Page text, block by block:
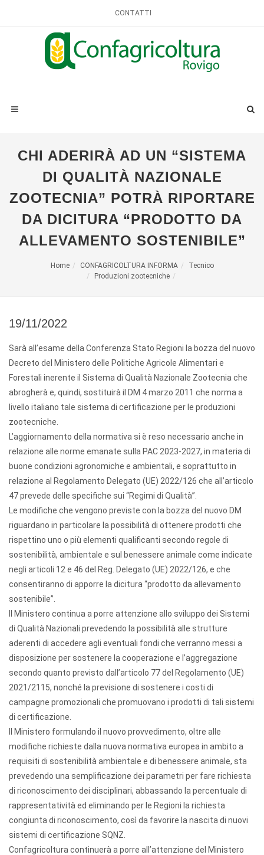
CONTATTI
CHI ADERIRÀ AD UN “SISTEMA
DI QUALITÀ NAZIONALE
ZOOTECNIA” POTRÀ RIPORTARE
DA DICITURA “PRODOTTO DA
ALLEVAMENTO SOSTENIBILE”
Home CONFAGRICOLTURA INFORMA
Tecnico
Produzioni zootecniche
19/11/2022
Sarà all’esame della Conferenza Stato Regioni la bozza del nuovo
Decreto del Ministero delle Politiche Agricole Alimentari e
Forestali inerente il Sistema di Qualità Nazionale Zootecnia che
abrogherà e, quindi, sostituirà il DM 4 marzo 2011 che norma a
livello italiano tale sistema di certificazione per le produzioni
zootecniche.
L’aggiornamento della normativa si è reso necessario anche in
relazione alle norme emanate sulla PAC 2023-2027, in materia di
buone condizioni agronomiche e ambientali, e soprattutto in
relazione al Regolamento Delegato (UE) 2022/126 che all’articolo
47 prevede delle specifiche sui “Regimi di Qualità”.
Le modifiche che vengono previste con la bozza del nuovo DM
riguardano in particolare la possibilità di ottenere prodotti che
rispettino uno o più elementi qualificanti secondo regole di
sostenibilità, ambientale e sul benessere animale come indicate
negli articoli 12 e 46 del Reg. Delegato (UE) 2022/126, e che
consentiranno di apporre la dicitura “prodotto da allevamento
sostenibile”.
Il Ministero continua a porre attenzione allo sviluppo dei Sistemi
di Qualità Nazionali prevedendo la possibilità alle strutture
aderenti di accedere agli eventuali fondi che verranno messi a
disposizione per sostenere la cooperazione e l’aggregazione
secondo quanto previsto dall’articolo 77 del Regolamento (UE)
2021/2115, nonché la previsione di sostenere i costi di
campagne promozionali che promuovano i prodotti di tali sistemi
di certificazione.
Il Ministero formulando il nuovo provvedimento, oltre alle
modifiche richieste dalla nuova normativa europea in ambito a
requisiti di sostenibilità ambientale e di benessere animale, sta
prevedendo una semplificazione dei parametri per fare richiesta
di riconoscimento dei disciplinari, abbassando la percentuale di
rappresentatività ed eliminando per le Regioni la richiesta
congiunta di riconoscimento, così da favorire la nascita di nuovi
sistemi di certificazione SQNZ.
Confagricoltura continuerà a porre all’attenzione del Ministero